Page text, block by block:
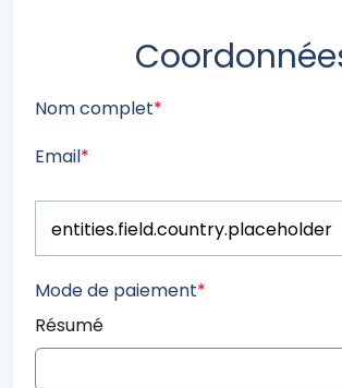
Nom complet*
Email*
Mode de paiement*
Résumé